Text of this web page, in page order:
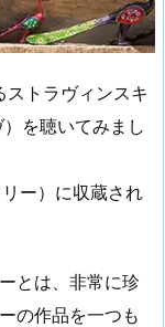
ストラヴィンスキ
を聴いてみまし
ー）に収蔵され
とは、非常に珍
の作品を一つも